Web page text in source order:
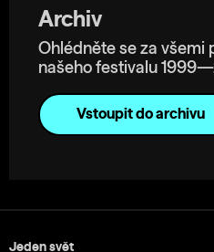
Archiv
Ohlédněte se za všemi
našeho festivalu
Vstoupit do archivu
Jeden svět